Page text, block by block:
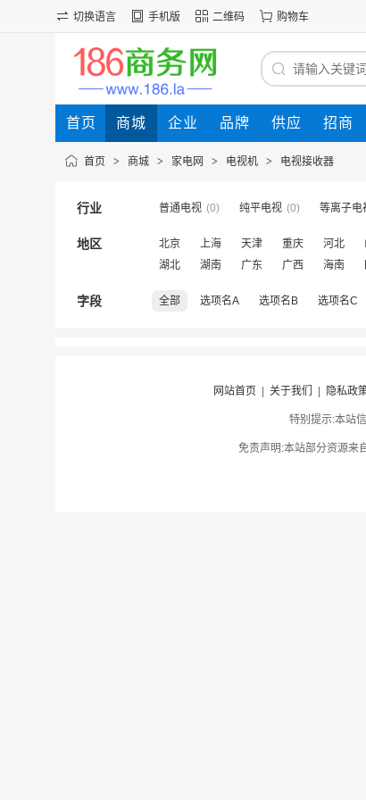
切换语言 手机版 二维码 购物车
首页 商城 企业 品牌 供应 招商
首页 > 商城 > 家电网 > 电视机 > 电视接收器
行业 普通电视 (0) 纯平电视 (0) 等离子电
地区 北京 上海 天津 重庆 河北
湖北
湖南 广东 广西 海南
字段 全部 选项名A 选项名B 选项名C
网站首页 关于我们 隐私政
特别提示:本站
免责声明:本站部分资源来